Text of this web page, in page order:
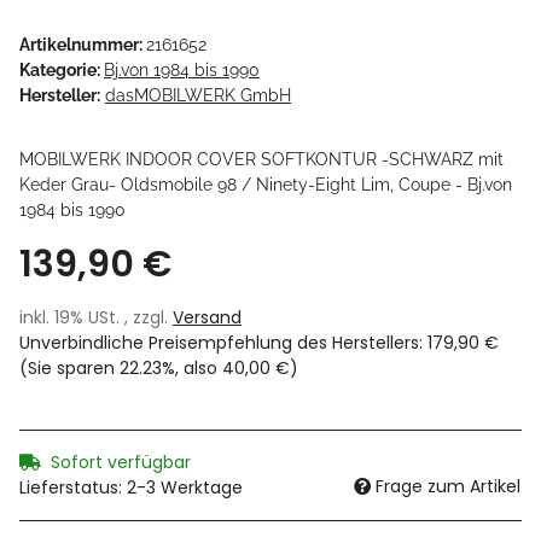
Artikelnummer:2161652
Kategorie: Bj.von 1984 bis 1990
Hersteller: dasMOBILWERK GmbH
MOBILWERK INDOOR COVER SOFTKONTUR -SCHWARZ mit
Keder Grau- Oldsmobile 98 / Ninety-Eight Lim, Coupe - Bj.von
1984 bis 1990
139,90 €
inkl. 19% USt. , zzgl. Versand
Unverbindliche Preisempfehlung des Herstellers: 179,90 €
(Sie sparen 22.23%, also 40,00 €)
Sofort verfügbar
Lieferstatus: 2-3 Werktage
Frage zum Artikel